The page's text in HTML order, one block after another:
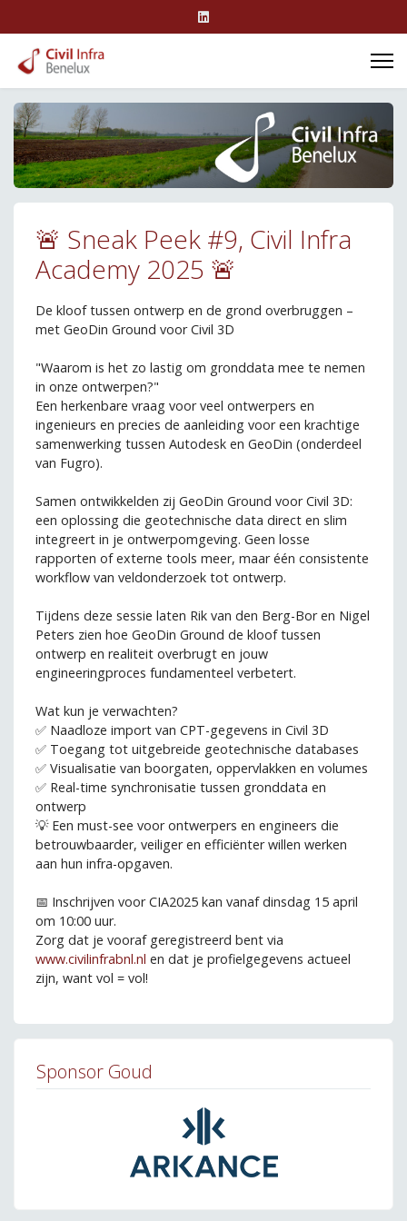
🚨 Sneak Peek #9, Civil Infra
Academy 2025 🚨
De kloof tussen ontwerp en de grond overbruggen –
met GeoDin Ground voor Civil 3D
"Waarom is het zo lastig om gronddata mee te nemen
in onze ontwerpen?"
Een herkenbare vraag voor veel ontwerpers en
ingenieurs en precies de aanleiding voor een krachtige
samenwerking tussen Autodesk en GeoDin (onderdeel
van Fugro).
Samen ontwikkelden zij GeoDin Ground voor Civil 3D:
een oplossing die geotechnische data direct en slim
integreert in je ontwerpomgeving. Geen losse
rapporten of externe tools meer, maar één consistente
workflow van veldonderzoek tot ontwerp.
Tijdens deze sessie laten Rik van den Berg-Bor en Nigel
Peters zien hoe GeoDin Ground de kloof tussen
ontwerp en realiteit overbrugt en jouw
engineeringproces fundamenteel verbetert.
Wat kun je verwachten?
✅ Naadloze import van CPT-gegevens in Civil 3D
✅ Toegang tot uitgebreide geotechnische databases
✅ Visualisatie van boorgaten, oppervlakken en volumes
✅ Real-time synchronisatie tussen gronddata en
ontwerp
💡 Een must-see voor ontwerpers en engineers die
betrouwbaarder, veiliger en efficiënter willen werken
aan hun infra-opgaven.
📅 Inschrijven voor CIA2025 kan vanaf dinsdag 15 april
om 10:00 uur.
Zorg dat je vooraf geregistreerd bent via
www.civilinfrabnl.nl en dat je profielgegevens actueel
zijn, want vol = vol!
Sponsor Goud